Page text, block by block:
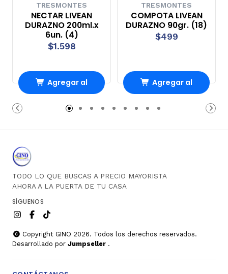
TRESMONTES
NECTAR LIVEAN
DURAZNO 200ml.x
6un. (4)
$1.598
Agregar al
Carro
TRESMONTES
COMPOTA LIVEAN
DURAZNO 90gr. (18)
$499
Agregar al
Carro
TODO LO QUE BUSCAS A PRECIO MAYORISTA
AHORA A LA PUERTA DE TU CASA
SÍGUENOS
Copyright GINO 2026. Todos los derechos reservados.
Desarrollado por Jumpseller .